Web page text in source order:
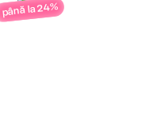
până la 24%